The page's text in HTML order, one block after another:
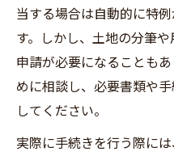
当する場合は自動的に特
す。しかし、土地の分筆
申請が必要になることも
めに相談し、必要書類や
してください。
実際に手続きを行う際に